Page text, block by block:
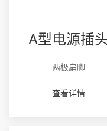
A型电源插
两极扁脚
查看详情